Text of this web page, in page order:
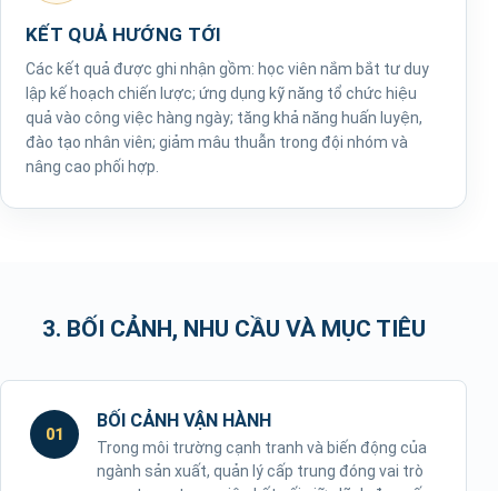
KẾT QUẢ HƯỚNG TỚI
Các kết quả được ghi nhận gồm: học viên nắm bắt tư duy
lập kế hoạch chiến lược; ứng dụng kỹ năng tổ chức hiệu
quả vào công việc hàng ngày; tăng khả năng huấn luyện,
đào tạo nhân viên; giảm mâu thuẫn trong đội nhóm và
nâng cao phối hợp.
3. BỐI CẢNH, NHU CẦU VÀ MỤC TIÊU
01
BỐI CẢNH VẬN HÀNH
Trong môi trường cạnh tranh và biến động của
ngành sản xuất, quản lý cấp trung đóng vai trò